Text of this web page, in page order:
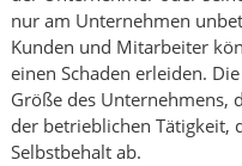
nur am Unternehmen
Kunden und Mitarbeiter
einen Schaden erleiden.
Größe des Unternehmens,
der betrieblichen Tätigkeit,
Selbstbehalt ab.